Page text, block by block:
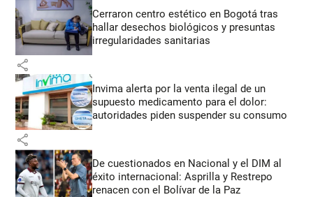
Cerraron centro estético en Bogotá tras
hallar desechos biológicos y presuntas
irregularidades sanitarias
share
Invima alerta por la venta ilegal de un
supuesto medicamento para el dolor:
autoridades piden suspender su consumo
share
De cuestionados en Nacional y el DIM al
éxito internacional: Asprilla y Restrepo
renacen con el Bolívar de la Paz